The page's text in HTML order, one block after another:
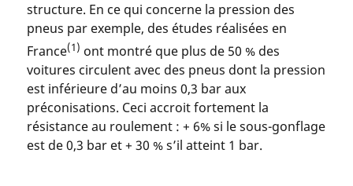
structure. En ce qui concerne la pression des
pneus par exemple, des études réalisées en
France(1) ont montré que plus de 50 % des
voitures circulent avec des pneus dont la pression
est inférieure d’au moins 0,3 bar aux
préconisations. Ceci accroit fortement la
résistance au roulement : + 6% si le sous-gonflage
est de 0,3 bar et + 30 % s’il atteint 1 bar.